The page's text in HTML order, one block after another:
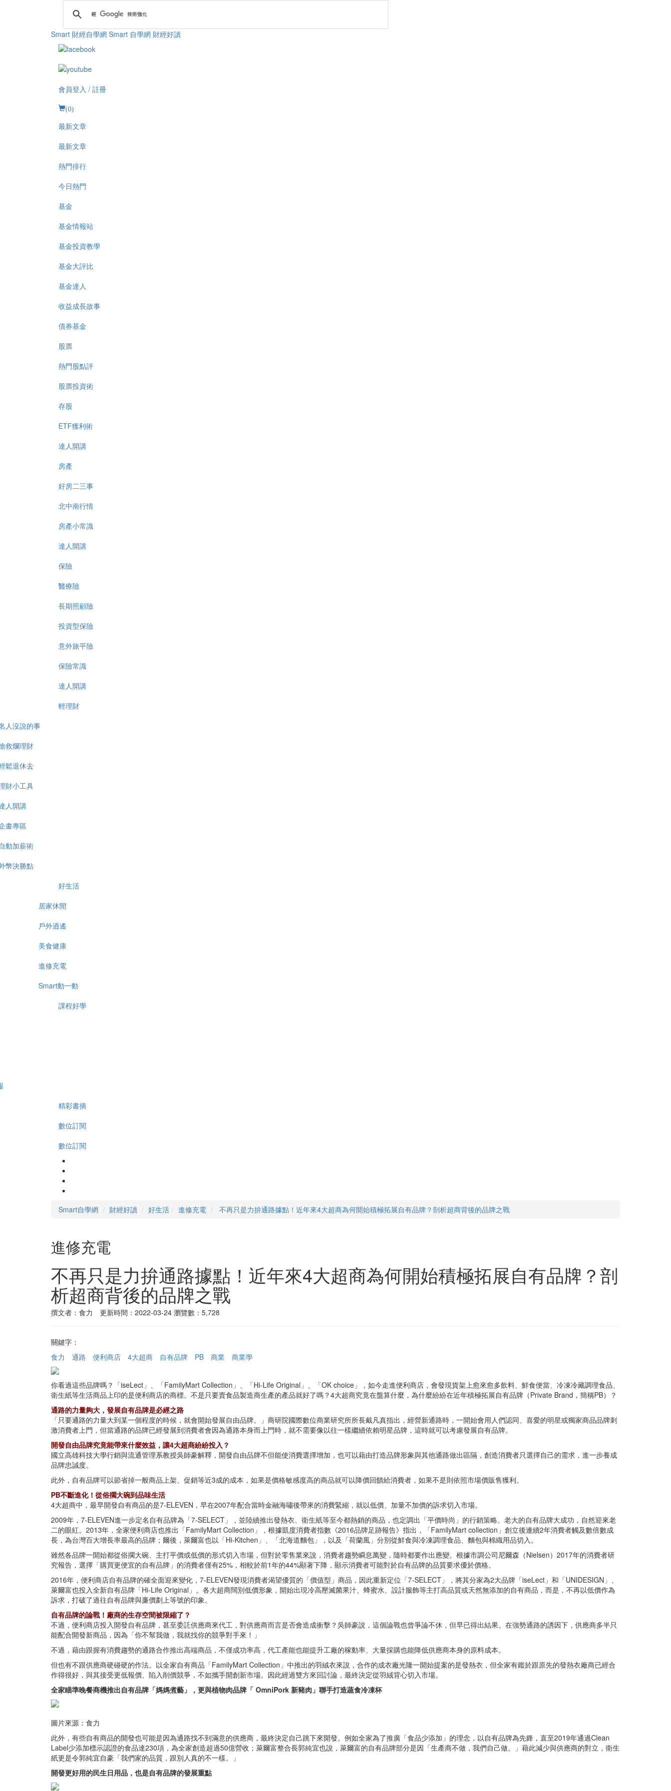
Smart 財經自學網 Smart 自學網 財經好讀
會員登入 / 註冊
(0)
最新文章
最新文章
熱門排行
今日熱門
基金
基金情報站
基金投資教學
基金大評比
基金達人
收益成長故事
債券基金
股票
熱門股點評
股票投資術
存股
ETF獲利術
達人開講
房產
好房二三事
北中南行情
房產小常識
達人開講
保險
醫療險
長期照顧險
投資型保險
意外旅平險
保險常識
達人開講
輕理財
人沒說的事
救爛理財
鬆退休去
財小工具
人開講
畫專區
動加薪術
幣決勝點
好生活
居家休閒
戶外逍遙
美食健康
進修充電
Smart動一動
課程好學
精彩書摘
數位訂閱
數位訂閱
Smart自學網 財經好讀 好生活 進修充電 不再只是力拚通路據點！近年來4大超商為何開始積極拓展自有品牌？剖析超商背後的品牌之戰
進修充電
不再只是力拚通路據點！近年來4大超商為何開始積極拓展自有品牌？剖
析超商背後的品牌之戰
撰文者：食力 更新時間：2022-03-24 瀏覽數：5,728
關鍵字：
食力
通路 便利商店 4大超商 自有品牌 PB 商業 商業學
你看過這些品牌嗎？「iseLect」、「FamilyMart Collection」、「Hi-Life Original」、「OK choice」，如今走進便利商店，會發現貨架上愈來愈多飲料、鮮食便當、冷凍冷藏調理食品、
衛生紙等生活商品上印的是便利商店的商標。不是只要賣食品製造商生產的產品就好了嗎？4大超商究竟在盤算什麼，為什麼紛紛在近年積極拓展自有品牌（Private Brand，簡稱PB）？
通路的力量夠大，發展自有品牌是必經之路
「只要通路的力量大到某一個程度的時候，就會開始發展自由品牌。」商研院國際數位商業研究所所長戴凡真指出，經營新通路時，一開始會用人們認同、喜愛的明星或獨家商品品牌刺
激消費者上門，但當通路的品牌已經發展到消費者會因為通路本身而上門時，就不需要像以往一樣繼續依賴明星品牌，這時就可以考慮發展自有品牌。
開發自由品牌究竟能帶來什麼效益，讓4大超商紛紛投入？
國立高雄科技大學行銷與流通管理系教授吳師豪解釋，開發自由品牌不但能使消費選擇增加，也可以藉由打造品牌形象與其他通路做出區隔，創造消費者只選擇自己的需求，進一步養成
品牌忠誠度。
此外，自有品牌可以節省掉一般商品上架、促銷等近3成的成本，如果是價格敏感度高的商品就可以降價回饋給消費者，如果不是則依照市場價販售獲利。
PB不斷進化！從俗擱大碗到品味生活
4大超商中，最早開發自有商品的是7-ELEVEN，早在2007年配合當時金融海嘯後帶來的消費緊縮，就以低價、加量不加價的訴求切入市場。
2009年，7-ELEVEN進一步定名自有品牌為「7-SELECT」，並陸續推出發熱衣、衛生紙等至今都熱銷的商品，也定調出「平價時尚」的行銷策略。老大的自有品牌大成功，自然迎來老
二的眼紅。2013年，全家便利商店也推出「FamilyMart Collection」，根據凱度消費者指數《2016品牌足跡報告》指出，「FamilyMart collection」創立後連續2年消費者觸及數倍數成
長，為台灣百大增長率最高的品牌；爾後，萊爾富也以「Hi-Kitchen」、「北海道麵包」，以及「荷蘭風」分別從鮮食與冷凍調理食品、麵包與棉織用品切入。
雖然各品牌一開始都從俗擱大碗、主打平價或低價的形式切入市場，但對於零售業來說，消費者趨勢瞬息萬變，隨時都要作出應變。根據市調公司尼爾森（Nielsen）2017年的消費者研
究報告，選擇「購買更便宜的自有品牌」的消費者僅有25%，相較於前1年的44%顯著下降，顯示消費者可能對於自有品牌的品質要求優於價格。
2016年，便利商店自有品牌的確全面迎來變化，7-ELEVEN發現消費者渴望優質的「價值型」商品，因此重新定位「7-SELECT」，將其分家為2大品牌「iseLect」和「UNIDESIGN」、
萊爾富也投入全新自有品牌「Hi-Life Original」。各大超商闊別低價形象，開始出現冷高壓滅菌果汁、蜂蜜水、設計服飾等主打高品質或天然無添加的自有商品，而是，不再以低價作為
訴求，打破了過往自有品牌與廉價劃上等號的印象。
自有品牌的論戰！廠商的生存空間被限縮了？
不過，便利商店投入開發自有品牌，甚至委託供應商來代工，對供應商而言是否會造成衝擊？吳師豪說，這個論戰也曾爭論不休，但早已得出結果。在強勢通路的誘因下，供應商多半只
能配合開發新商品，因為「你不幫我做，我就找你的競爭對手來！」
不過，藉由跟握有消費趨勢的通路合作推出高端商品，不僅成功率高，代工產能也能提升工廠的稼動率、大量採購也能降低供應商本身的原料成本。
但也有不跟供應商硬碰硬的作法。以全家自有商品「FamilyMart Collection」中推出的羽絨衣來說，合作的成衣廠光隆一開始提案的是發熱衣，但全家有鑑於跟原先的發熱衣廠商已經合
作得很好，與其接受更低報價、陷入削價競爭，不如攜手開創新市場。因此經過雙方來回討論，最終決定從羽絨背心切入市場。
全家瞄準晚餐商機推出自有品牌「媽媽煮藝」，更與植物肉品牌「 OmniPork 新豬肉」聯手打造蔬食冷凍杯
圖片來源：食力
此外，有些自有商品的開發也可能是因為通路找不到滿意的供應商，最終決定自己跳下來開發。例如全家為了推廣「食品少添加」的理念，以自有品牌為先鋒，直至2019年通過Clean
Label少添加標示認證的食品達230項，為全家創造超過50億營收；萊爾富整合長郭純宜也說，萊爾富的自有品牌部分是因「生產商不做，我們自己做。」藉此減少與供應商的對立，衛生
紙更是令郭純宜自豪「我們家的品質，跟別人真的不一樣。」
開發更好用的民生日用品，也是自有品牌的發展重點